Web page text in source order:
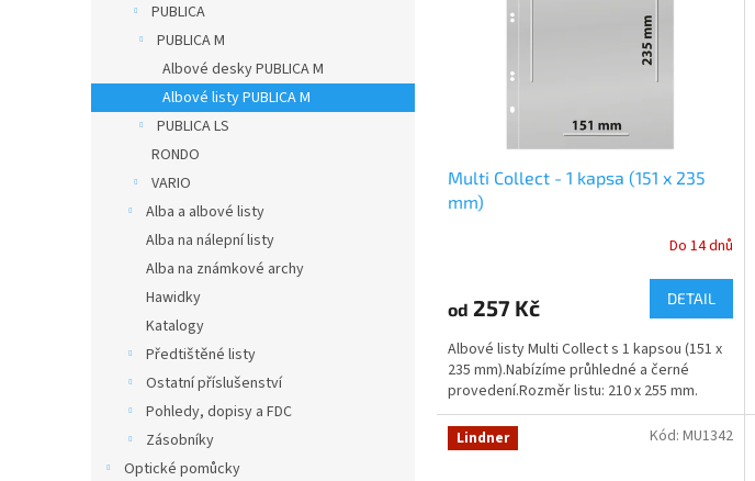
PUBLICA
PUBLICA M
Albové desky PUBLICA M
Albové listy PUBLICA M
PUBLICA LS
RONDO
VARIO
Alba a albové listy
Alba na nálepní listy
Alba na známkové archy
Hawidky
Katalogy
Předtištěné listy
Ostatní příslušenství
Pohledy, dopisy a FDC
Zásobníky
Optické pomůcky
Multi Collect - 1 kapsa (151 x 235
mm)
Do 14 dnů
od 257 Kč DETAIL
Albové listy Multi Collect s 1 kapsou (151 x
235 mm).Nabízíme průhledné a černé
provedení.Rozměr listu: 210 x 255 mm.
Lindner Kód: MU1342